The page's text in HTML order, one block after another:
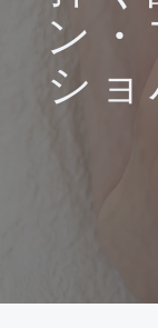
ン
シ